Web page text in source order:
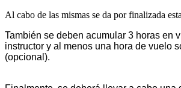
Al cabo de las mismas se da por finalizada
También se deben acumular 3 horas en
instructor y al menos una hora de vuelo
(opcional).